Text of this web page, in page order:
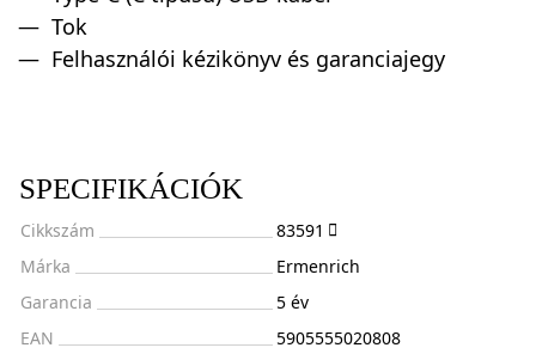
Tok
Felhasználói kézikönyv és garanciajegy
SPECIFIKÁCIÓK
Cikkszám
83591
Márka
Ermenrich
Garancia
5 év
EAN
5905555020808